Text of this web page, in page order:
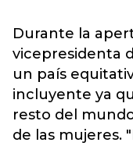
Durante la
vicepresidenta
un país
incluyente ya
resto del
de las mujeres.